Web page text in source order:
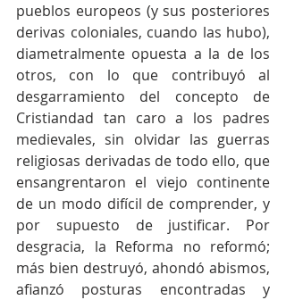
pueblos europeos (y sus posteriores
derivas coloniales, cuando las hubo),
diametralmente opuesta a la de los
otros, con lo que contribuyó al
desgarramiento del concepto de
Cristiandad tan caro a los padres
medievales, sin olvidar las guerras
religiosas derivadas de todo ello, que
ensangrentaron el viejo continente
de un modo difícil de comprender, y
por supuesto de justificar. Por
desgracia, la Reforma no reformó;
más bien destruyó, ahondó abismos,
afianzó posturas encontradas y